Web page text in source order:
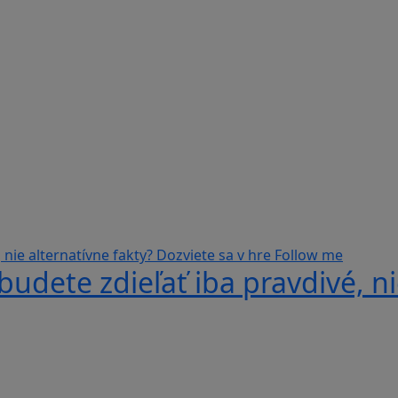
zdieľať iba pravdivé,